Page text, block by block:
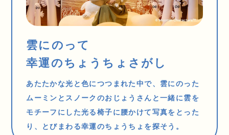
雲にのって
幸運のちょうちょさがし
あたたかな光と色につつまれた中で、雲にのった
ムーミンとスノークのおじょうさんと一緒に雲を
モチーフにした光る椅子に腰かけて写真をとった
り、とびまわる幸運のちょうちょを探そう。